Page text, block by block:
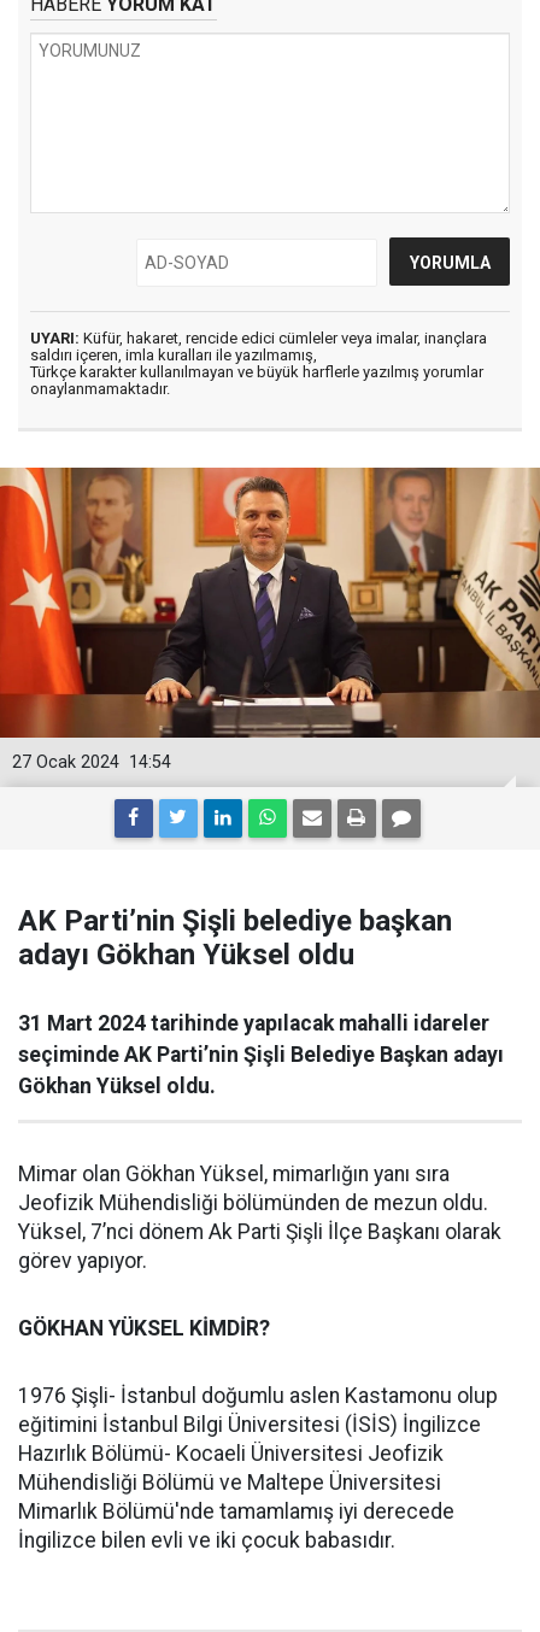
UYARI: Küfür, hakaret, rencide edici cümleler veya imalar, inançlara
saldırı içeren, imla kuralları ile yazılmamış,
Türkçe karakter kullanılmayan ve büyük harflerle yazılmış yorumlar
onaylanmamaktadır.
14:54
27 Ocak 2024
AK Parti’nin Şişli belediye başkan
adayı Gökhan Yüksel oldu
31 Mart 2024 tarihinde yapılacak mahalli idareler
seçiminde AK Parti’nin Şişli Belediye Başkan adayı
Gökhan Yüksel oldu.
Mimar olan Gökhan Yüksel, mimarlığın yanı sıra
Jeofizik Mühendisliği bölümünden de mezun oldu.
Yüksel, 7’nci dönem Ak Parti Şişli İlçe Başkanı olarak
görev yapıyor.
GÖKHAN YÜKSEL KİMDİR?
1976 Şişli- İstanbul doğumlu aslen Kastamonu olup
eğitimini İstanbul Bilgi Üniversitesi (İSİS) İngilizce
Hazırlık Bölümü- Kocaeli Üniversitesi Jeofizik
Mühendisliği Bölümü ve Maltepe Üniversitesi
Mimarlık Bölümü'nde tamamlamış iyi derecede
İngilizce bilen evli ve iki çocuk babasıdır.